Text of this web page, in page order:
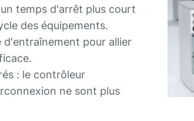
temps d'arrêt plus court
des équipements.
d'entraînement pour allier
: le contrôleur
ne sont plus